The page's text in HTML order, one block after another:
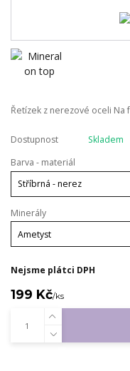
Řetízek z nerezové oceli Na
Dostupnost
Skladem
Barva - materiál
Minerály
Nejsme plátci DPH
199 Kč/ks